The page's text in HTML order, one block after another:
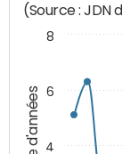
(Source : JDN
4
6
8